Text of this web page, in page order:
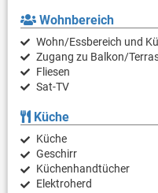
Wohnbereich
Wohn/Essbereich und
Zugang zu Balkon/
Fliesen
Sat-TV
Küche
Küche
Geschirr
Küchenhandtücher
Elektroherd